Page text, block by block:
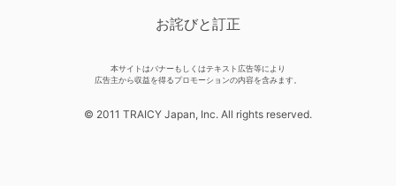
お詫びと訂正
本サイトはバナーもしくはテキスト広告等により
広告主から収益を得るプロモーションの内容を含みます。
© 2011 TRAICY Japan, Inc. All rights reserved.